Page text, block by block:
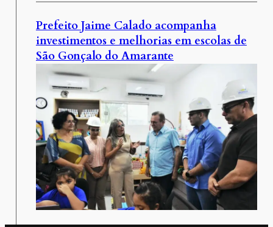
Prefeito Jaime Calado acompanha
investimentos e melhorias em escolas de
São Gonçalo do Amarante